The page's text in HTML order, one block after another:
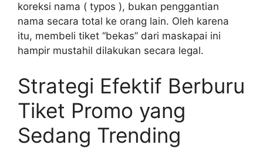
koreksi nama ( typos ), bukan penggantian
nama secara total ke orang lain. Oleh karena
itu, membeli tiket “bekas” dari maskapai ini
hampir mustahil dilakukan secara legal.
Strategi Efektif Berburu
Tiket Promo yang
Sedang Trending